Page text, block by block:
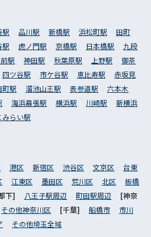
駅 品川駅 新橋駅 浜松町駅
田町
駅 虎ノ門駅 京橋駅 日本橋駅
九段
駅 神田駅 秋葉原駅 上野駅
御茶
四ツ谷駅 市ケ谷駅 恵比寿駅
赤坂見
町駅 溜池山王駅 表参道駅
六本木
海浜幕張駅 横浜駅 川崎駅
新横浜
みらい駅
港区 新宿区 渋谷区 文京区
台東
江東区 墨田区 荒川区 北区
板橋
下] 八王子駅周辺 町田駅周辺
[神奈
その他神奈川区 [千葉] 船橋市
市川
その他埼玉全域